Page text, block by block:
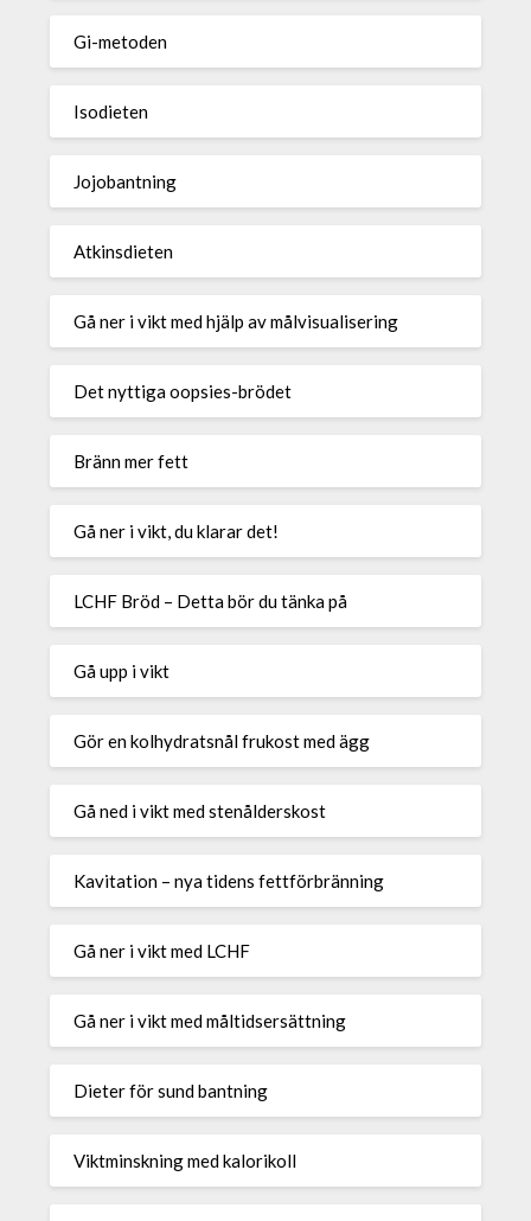
Gi-metoden
Isodieten
Jojobantning
Atkinsdieten
Gå ner i vikt med hjälp av målvisualisering
Det nyttiga oopsies-brödet
Bränn mer fett
Gå ner i vikt, du klarar det!
LCHF Bröd – Detta bör du tänka på
Gå upp i vikt
Gör en kolhydratsnål frukost med ägg
Gå ned i vikt med stenålderskost
Kavitation – nya tidens fettförbränning
Gå ner i vikt med LCHF
Gå ner i vikt med måltidsersättning
Dieter för sund bantning
Viktminskning med kalorikoll